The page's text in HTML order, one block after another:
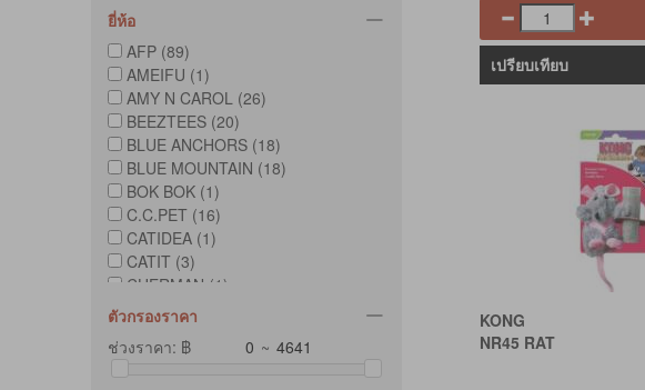
ยี่ห้อ
AFP (89)
AMEIFU (1)
AMY N CAROL (26)
BEEZTEES (20)
BLUE ANCHORS (18)
BLUE MOUNTAIN (18)
BOK BOK (1)
C.C.PET (16)
CATIDEA (1)
CATIT (3)
CHERMAN (1)
DESERVE (5)
FAD (30)
FAT CAT (4)
ตัวกรองราคา
ช่วงราคา: ฿
~
เปรียบเทียบ
KONG
NR45 RAT